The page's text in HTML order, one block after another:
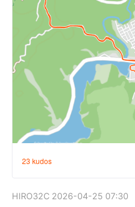
HIRO32C 2026-04-25 07:30